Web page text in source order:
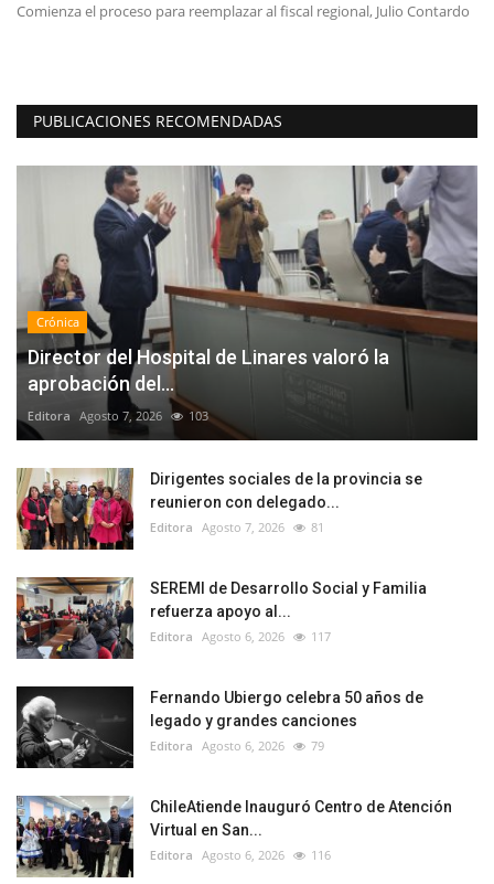
Comienza el proceso para reemplazar al fiscal regional, Julio Contardo
PUBLICACIONES RECOMENDADAS
Crónica
Director del Hospital de Linares valoró la
aprobación del...
Editora Agosto 7, 2026 103
Dirigentes sociales de la provincia se
reunieron con delegado...
Editora Agosto 7, 2026 81
SEREMI de Desarrollo Social y Familia
refuerza apoyo al...
Editora Agosto 6, 2026 117
Fernando Ubiergo celebra 50 años de
legado y grandes canciones
Editora Agosto 6, 2026 79
ChileAtiende Inauguró Centro de Atención
Virtual en San...
Editora Agosto 6, 2026 116